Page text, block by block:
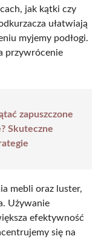
jak kątki czy
ułatwiają
myjemy podłogi.
przywrócenie
zapuszczone
Skuteczne
mebli oraz luster,
Używanie
efektywność
się na